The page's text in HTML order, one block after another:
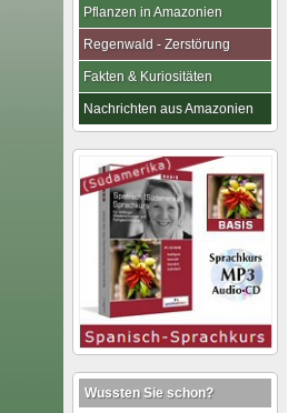
Pflanzen in Amazonien
Regenwald - Zerstörung
Fakten & Kuriositäten
Nachrichten aus Amazonien
Wussten Sie schon?